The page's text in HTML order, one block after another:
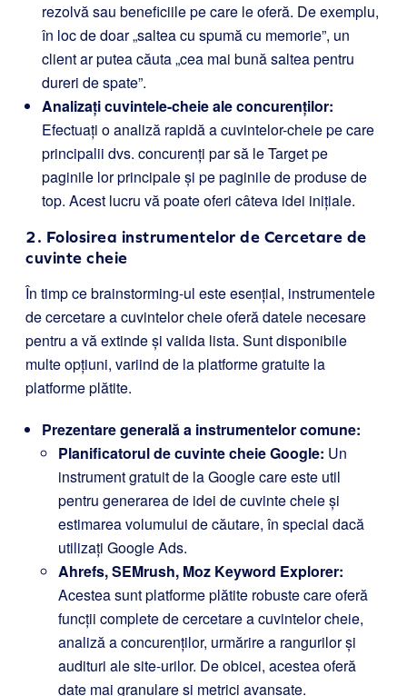
rezolvă sau beneficiile pe care le oferă. De exemplu,
în loc de doar „saltea cu spumă cu memorie”, un
client ar putea căuta „cea mai bună saltea pentru
dureri de spate”.
Analizați cuvintele-cheie ale concurenților:
Efectuați o analiză rapidă a cuvintelor-cheie pe care
principalii dvs. concurenți par să le Target pe
paginile lor principale și pe paginile de produse de
top. Acest lucru vă poate oferi câteva idei inițiale.
2. Folosirea instrumentelor de Cercetare de
cuvinte cheie
În timp ce brainstorming-ul este esențial, instrumentele
de cercetare a cuvintelor cheie oferă datele necesare
pentru a vă extinde și valida lista. Sunt disponibile
multe opțiuni, variind de la platforme gratuite la
platforme plătite.
Prezentare generală a instrumentelor comune:
Planificatorul de cuvinte cheie Google: Un
instrument gratuit de la Google care este util
pentru generarea de idei de cuvinte cheie și
estimarea volumului de căutare, în special dacă
utilizați Google Ads.
Ahrefs, SEMrush, Moz Keyword Explorer:
Acestea sunt platforme plătite robuste care oferă
funcții complete de cercetare a cuvintelor cheie,
analiză a concurenților, urmărire a rangurilor și
audituri ale site-urilor. De obicei, acestea oferă
date mai granulare și metrici avansate.